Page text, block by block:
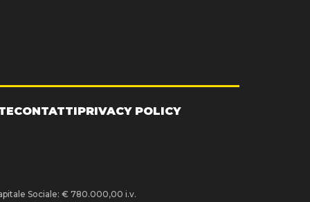
CONTATTIPRIVACY POLICY
Sociale: € 780.000,00 i.v.